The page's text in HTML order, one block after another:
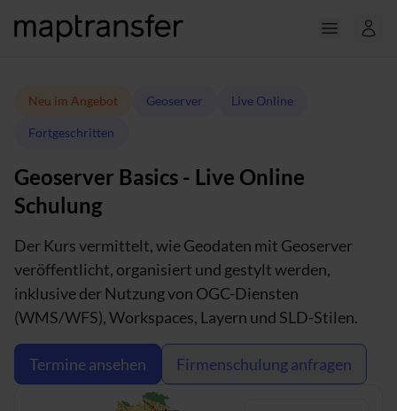
Neu im Angebot Geoserver Live Online
Fortgeschritten
Geoserver Basics - Live Online
Schulung
Der Kurs vermittelt, wie Geodaten mit Geoserver
veröffentlicht, organisiert und gestylt werden,
inklusive der Nutzung von OGC-Diensten
(WMS/WFS), Workspaces, Layern und SLD-Stilen.
Termine ansehen Firmenschulung anfragen